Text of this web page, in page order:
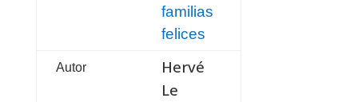
familias
felices
Autor
Hervé
Le